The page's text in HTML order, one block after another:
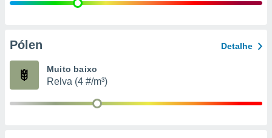
Pólen Detalhe
Muito baixo
Relva (4 #/m³)